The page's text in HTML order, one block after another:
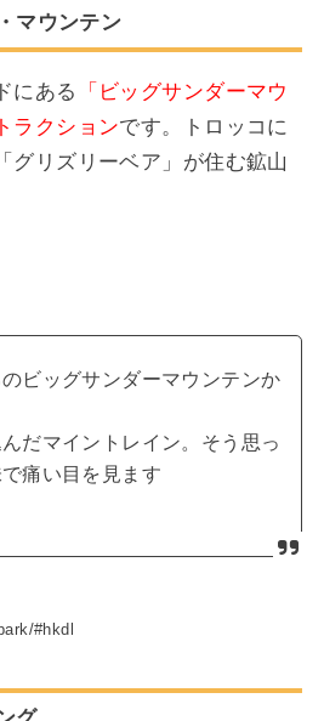
マウンテン
にある
「ビッグサンダーマウ
ラクションです。トロッコに
グリズリーベア」が住む鉱山
のビッグサンダーマウンテンか
だマイントレイン。そう思っ
痛い目を見ます
#hkdl